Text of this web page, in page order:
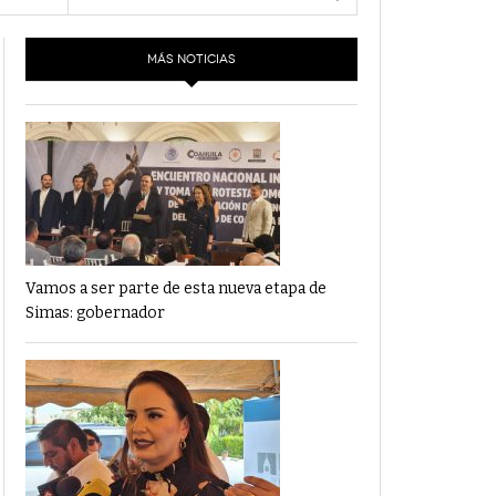
Financiamiento’ Por PC29
‘La Laguna: Bomba De Tiempo Por Falta De
Planeación’ Por PC29- 17 mayo, 2021
‘Las Corrupciones, Sus Formas Y Efectos’ Por
PC29- 7 mayo, 2021
MÁS NOTICIAS
Vamos a ser parte de esta nueva etapa de
Simas: gobernador